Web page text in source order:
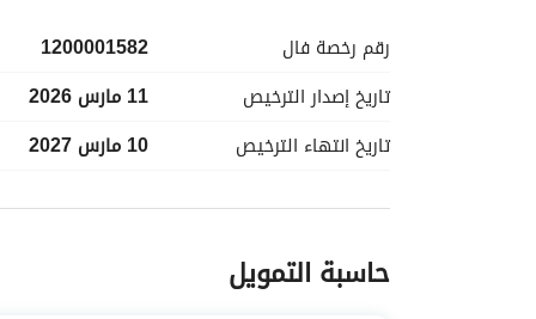
رقم رخصة فال
1200001582
تاريخ إصدار الترخيص
11 مارس 2026
تاريخ انتهاء الترخيص 10 مارس 2027
معلومات مسؤول الإعلان
اسم المسؤول عبدالعزيز فطيس بن عبدالرحمنحاسبة التمويل